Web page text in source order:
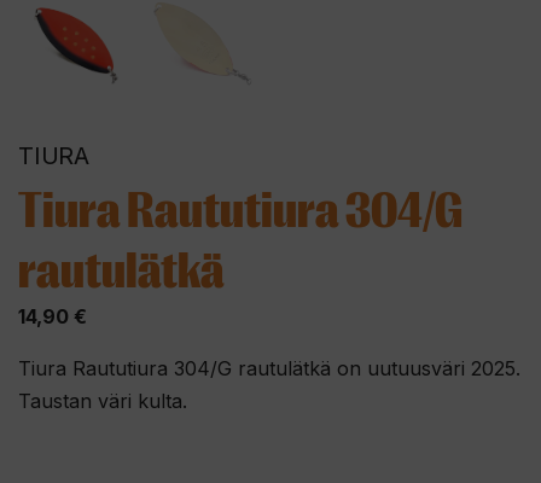
TIURA
Tiura Raututiura 304/G
rautulätkä
14,90 €
Tiura Raututiura 304/G rautulätkä on uutuusväri 2025.
Taustan väri kulta.